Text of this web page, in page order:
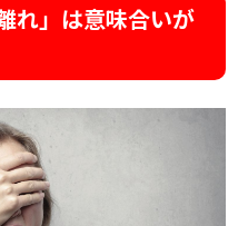
れ」は意味合いが